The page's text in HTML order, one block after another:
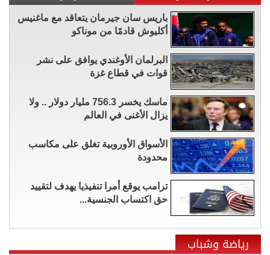
باريس سان جيرمان يتعاقد مع ماغنيس
أكليوش قادمًا من موناكو
البرلمان الأوغندي يوافق على نشر
قوات في قطاع غزة
ماسك يخسر 756.3 مليار دولار .. ولا
يزال الأغنى في العالم
الأسواق الأوروبية تغلق على مكاسب
محدودة
ترامب يوقع أمرا تنفيذيا يهدف لتقييد
حق اكتساب الجنسية...
رياضة وشباب